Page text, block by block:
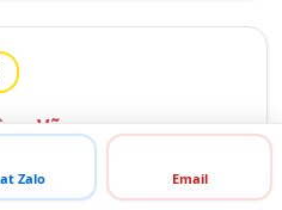
Vũ
Zalo Email